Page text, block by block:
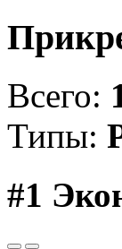
Всего:
Типы:
#1